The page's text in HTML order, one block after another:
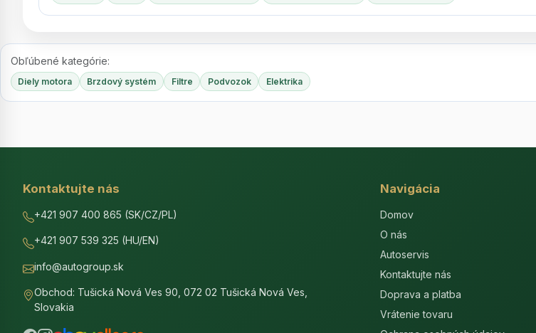
Obľúbené kategórie:
Diely motora Brzdový systém Filtre Podvozok Elektrika
Kontaktujte nás
+421 907 400 865 (SK/CZ/PL)
+421 907 539 325 (HU/EN)
info@autogroup.sk
Obchod: Tušická Nová Ves 90, 072 02 Tušická Nová Ves,
Slovakia
Navigácia
Domov
O nás
Autoservis
Kontaktujte nás
Doprava a platba
Vrátenie tovaru